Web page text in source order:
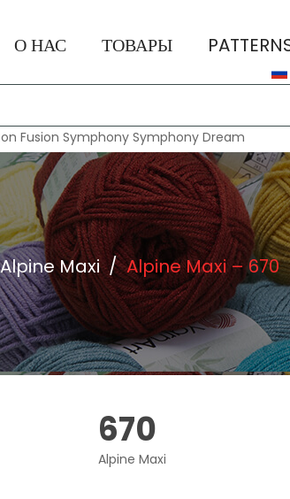
О НАС ТОВАРЫ
Fusion Symphony Symphony Dream
Alpine Maxi / Alpine Maxi – 670
670
Alpine Maxi